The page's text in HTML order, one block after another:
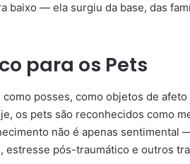
baixo — ela surgiu da base, das
para os Pets
posses, como objetos de
os pets são reconhecidos como
não é apenas
pós-traumático e outros